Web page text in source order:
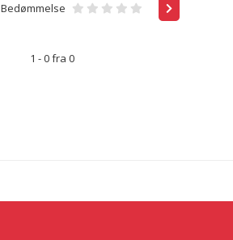
Bedømmelse
1 - 0 fra 0